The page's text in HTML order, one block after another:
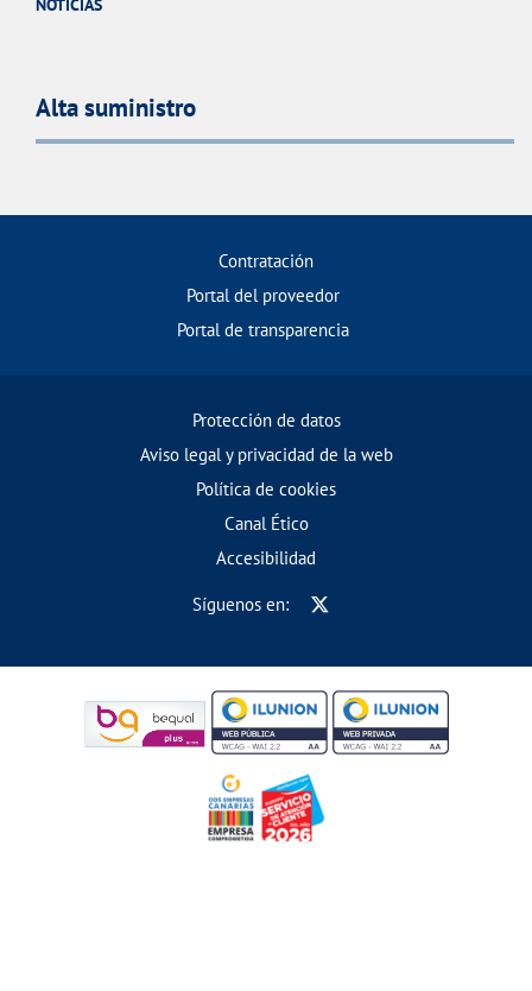
NOTICIAS
Alta suministro
Contratación
Portal del proveedor
Portal de transparencia
Protección de datos
Aviso legal y privacidad de la web
Política de cookies
Canal Ético
Accesibilidad
Síguenos en: